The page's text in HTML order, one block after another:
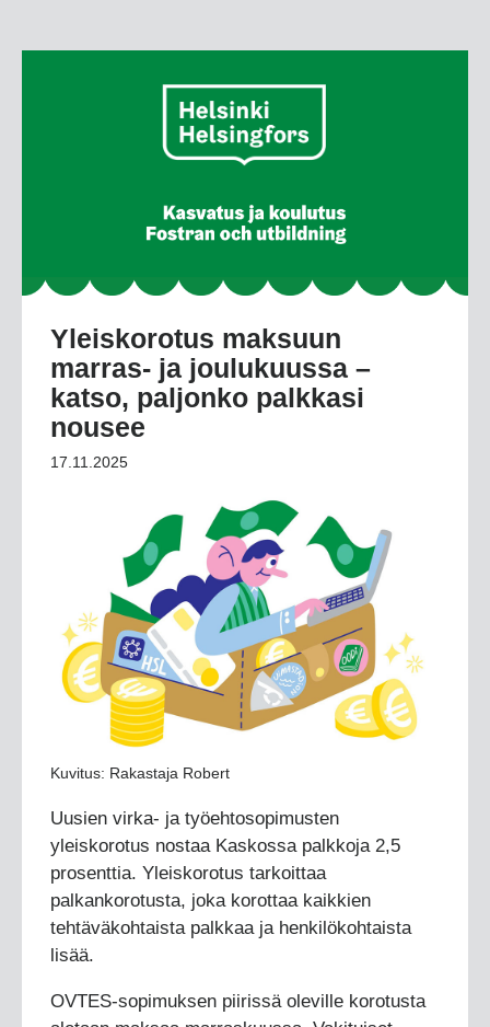
Yleiskorotus maksuun
marras- ja joulukuussa –
katso, paljonko palkkasi
nousee
17.11.2025
Kuvitus: Rakastaja Robert
Uusien virka- ja työehtosopimusten
yleiskorotus nostaa Kaskossa palkkoja 2,5
prosenttia. Yleiskorotus tarkoittaa
palkankorotusta, joka korottaa kaikkien
tehtäväkohtaista palkkaa ja henkilökohtaista
lisää.
OVTES-sopimuksen piirissä oleville korotusta